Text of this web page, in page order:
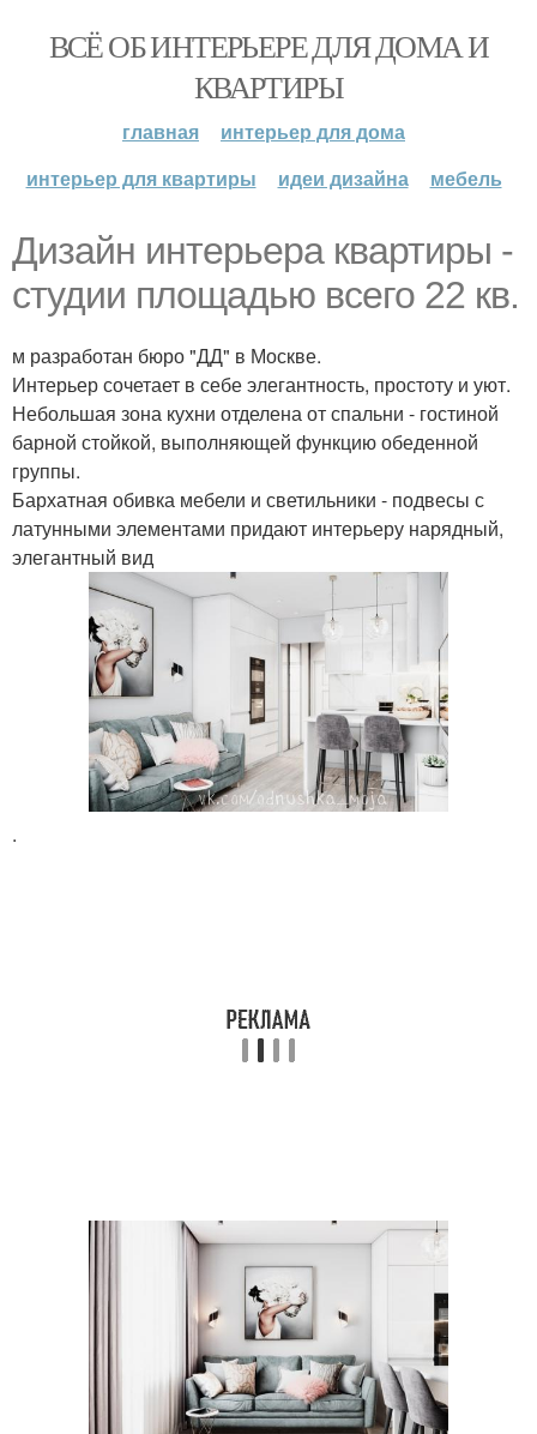
ВСЁ ОБ ИНТЕРЬЕРЕ ДЛЯ ДОМА И
КВАРТИРЫ
главная
интерьер для дома
интерьер для квартиры
идеи дизайна мебель
Дизайн интерьера квартиры -
студии площадью всего 22 кв.
м разработан бюро "ДД" в Москве.
Интерьер сочетает в себе элегантность, простоту и уют.
Небольшая зона кухни отделена от спальни - гостиной
барной стойкой, выполняющей функцию обеденной
группы.
Бархатная обивка мебели и светильники - подвесы с
латунными элементами придают интерьеру нарядный,
элегантный вид
.